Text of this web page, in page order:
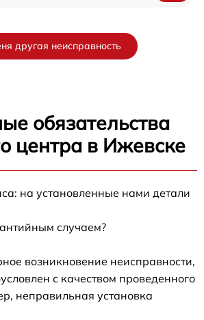
другая неисправность
обязательства
центра в Ижевске
на установленные нами детали
случаем?
возникновение неисправности,
с качеством проведенного
неправильная установка